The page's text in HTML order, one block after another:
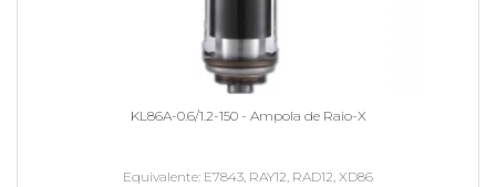
KL86A-0.6/1.2-150 - Ampola de Raio-X
Equivalente E7843, RAY12, RAD12, XD86